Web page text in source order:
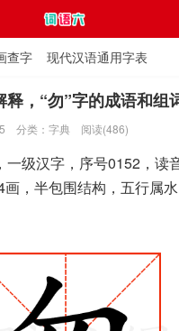
查字 现代汉语通用字表
全 独体字大全 极简英语
释，“勿”字的成语和组
分类： 字典 阅读(486)
一级汉字，序号0152，读
画，半包围结构，五行属水